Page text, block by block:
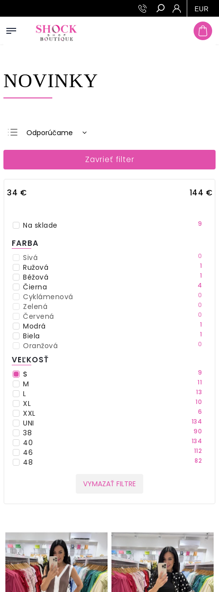
EUR
Hľadať
NOVINKY
Odporúčame
Najlacnejšie
Zavrieť filter
34 € 144 €
Na sklade 9
FARBA
Sivá 0
Ružová 1
Béžová 1
Čierna 4
Cyklámenová 0
Zelená 0
Červená 0
Modrá 1
Biela 1
Oranžová 0
Žltá
Hnedá
Viacfarebná 0
Fialová 0
Bežová 0
Koral 0
Bordová 0
Strieborná 0
VEĽKOSŤ
S 9
M 11
L 13
XL 10
XXL 6
UNI 134
38 90
40 134
46 112
48 82
XXXL
M/L 15
L/XL 6
S/M 4
52 5
54 3
VYMAZAŤ FILTRE